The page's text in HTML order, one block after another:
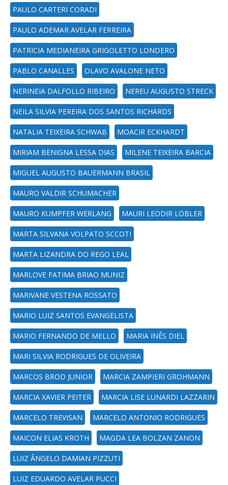
PAULO CARTERI CORADI
PAULO ADEMAR AVELAR FERREIRA
PATRICIA MEDIANEIRA GRIGOLETTO LONDERO
PABLO CANALLES OLAVO AVALONE NETO
NERINEIA DALFOLLO RIBEIRO NEREU AUGUSTO STRECK
NEILA SILVIA PEREIRA DOS SANTOS RICHARDS
NATALIA TEIXEIRA SCHWAB MOACIR ECKHARDT
MIRIAM BENIGNA LESSA DIAS MILENE TEIXEIRA BARCIA
MIGUEL AUGUSTO BAUERMANN BRASIL
MAURO VALDIR SCHUMACHER
MAURO KUMPFER WERLANG MAURI LEODIR LOBLER
MARTA SILVANA VOLPATO SCCOTI
MARTA LIZANDRA DO REGO LEAL
MARLOVE FATIMA BRIAO MUNIZ
MARIVANE VESTENA ROSSATO
MARIO LUIZ SANTOS EVANGELISTA
MARIO FERNANDO DE MELLO MARIA INÊS DIEL
MARI SILVIA RODRIGUES DE OLIVEIRA
MARCOS BROD JUNIOR MARCIA ZAMPIERI GROHMANN
MARCIA XAVIER PEITER MARCIA LISE LUNARDI LAZZARIN
MARCELO TREVISAN MARCELO ANTONIO RODRIGUES
MAICON ELIAS KROTH MAGDA LEA BOLZAN ZANON
LUIZ ÂNGELO DAMIAN PIZZUTI
LUIZ EDUARDO AVELAR PUCCI